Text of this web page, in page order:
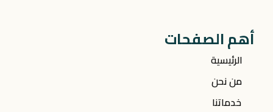
أهم الصفحات
الرئيسية
من نحن
خدماتنا